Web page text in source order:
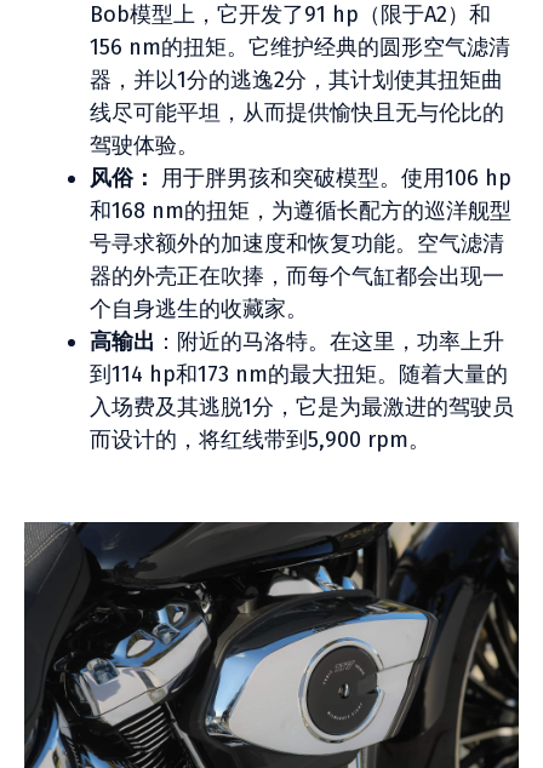
Bob模型上，它开发了91 hp（限于A2）和
156 nm的扭矩。它维护经典的圆形空气滤清
器，并以1分的逃逸2分，其计划使其扭矩曲
线尽可能平坦，从而提供愉快且无与伦比的
驾驶体验。
风俗： 用于胖男孩和突破模型。使用106 hp
和168 nm的扭矩，为遵循长配方的巡洋舰型
号寻求额外的加速度和恢复功能。空气滤清
器的外壳正在吹捧，而每个气缸都会出现一
个自身逃生的收藏家。
高输出 ：附近的马洛特。在这里，功率上升
到114 hp和173 nm的最大扭矩。随着大量的
入场费及其逃脱1分，它是为最激进的驾驶员
而设计的，将红线带到5,900 rpm。